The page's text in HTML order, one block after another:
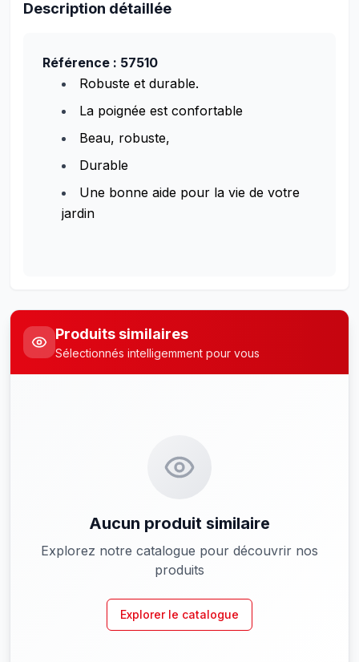
Description détaillée
Référence : 57510
Robuste et durable.
La poignée est confortable
Beau, robuste,
Durable
Une bonne aide pour la vie de votre
jardin
Produits similaires
Sélectionnés intelligemment pour vous
Aucun produit similaire
Explorez notre catalogue pour découvrir nos
produits
Explorer le catalogue